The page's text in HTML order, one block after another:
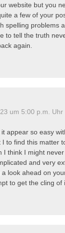
website but you
a few of your
spelling problems
to tell the truth
again.
um 5:00 p.m. Uhr
appear so easy
I to find this matter
I think I might never
and very
look ahead on
to get the cling of